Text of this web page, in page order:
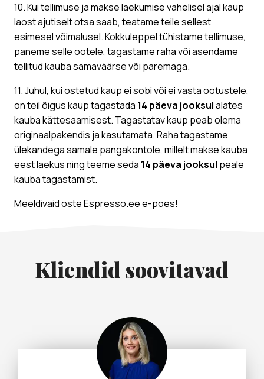
10. Kui tellimuse ja makse laekumise vahelisel ajal kaup
laost ajutiselt otsa saab, teatame teile sellest
esimesel võimalusel. Kokkuleppel tühistame tellimuse,
paneme selle ootele, tagastame raha või asendame
tellitud kauba samaväärse või paremaga.
11. Juhul, kui ostetud kaup ei sobi või ei vasta ootustele,
on teil õigus kaup tagastada 14 päeva jooksulalates
kauba kättesaamisest. Tagastatav kaup peab olema
originaalpakendis ja kasutamata. Raha tagastame
ülekandega samale pangakontole, millelt makse kauba
eest laekus ning teeme seda 14 päeva jooksul peale
kauba tagastamist.
Meeldivaid oste Espresso.ee e-poes!
Kliendid soovitavad